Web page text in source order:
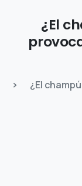
¿El
¿El